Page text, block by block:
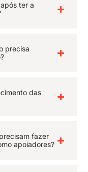
ter a
precisa
das
fazer
apoiadores?